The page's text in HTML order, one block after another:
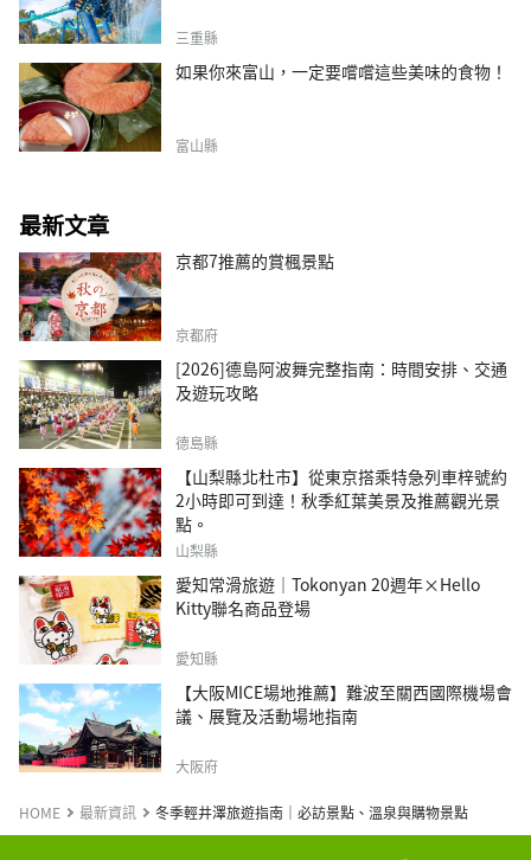
三重縣
如果你來富山，一定要嚐嚐這些美味的食物！
富山縣
最新文章
京都7推薦的賞楓景點
京都府
[2026]德島阿波舞完整指南：時間安排、交通
及遊玩攻略
德島縣
【山梨縣北杜市】從東京搭乘特急列車梓號約
2小時即可到達！秋季紅葉美景及推薦觀光景
點。
山梨縣
愛知常滑旅遊｜Tokonyan 20週年×Hello
Kitty聯名商品登場
愛知縣
【大阪MICE場地推薦】難波至關西國際機場會
議、展覽及活動場地指南
大阪府
HOME 最新資訊 冬季輕井澤旅遊指南｜必訪景點、溫泉與購物景點